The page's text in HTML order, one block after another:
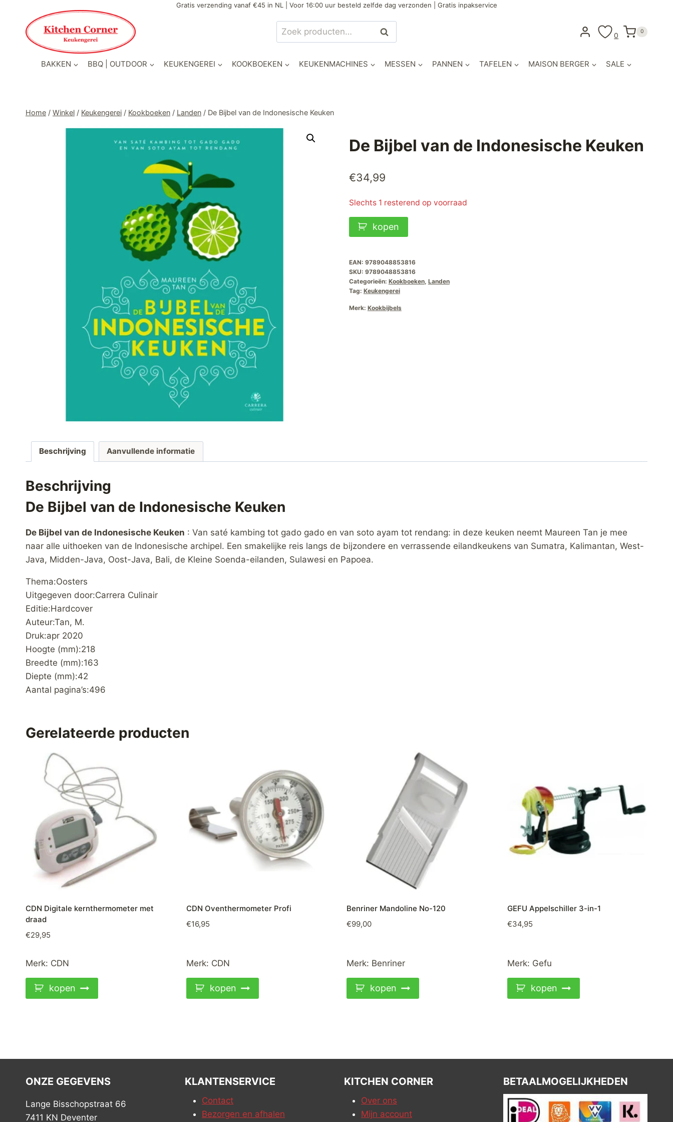
inhoud
Gratis verzending vanaf €45 in NL | Voor 16:00 uur besteld zelfde dag verzonden | Gratis inpakservice
Zoeken
naar:
Zoeken 0 0
BAKKEN BBQ | OUTDOOR KEUKENGEREI KOOKBOEKEN KEUKENMACHINES MESSEN PANNEN TAFELEN MAISON BERGER SALE
Home / Winkel / Keukengerei / Kookboeken / Landen / De Bijbel van de Indonesische Keuken
De Bijbel van de Indonesische Keuken
€34,99
Slechts 1 resterend op voorraad
De
Bijbel
de
Indonesische
Keuken
aantal
kopen
EAN: 9789048853816
SKU: 9789048853816
Categorieën: Kookboeken, Landen
Tag: Keukengerei
Merk: Kookbijbels
Beschrijving Aanvullende informatie
Beschrijving
De Bijbel van de Indonesische Keuken
De Bijbel van de Indonesische Keuken : Van saté kambing tot gado gado en van soto ayam tot rendang: in deze keuken neemt Maureen Tan je mee
naar alle uithoeken van de Indonesische archipel. Een smakelijke reis langs de bijzondere en verrassende eilandkeukens van Sumatra, Kalimantan, West-
Java, Midden-Java, Oost-Java, Bali, de Kleine Soenda-eilanden, Sulawesi en Papoea.
Thema:Oosters
Uitgegeven door:Carrera Culinair
Editie:Hardcover
Auteur:Tan, M.
Druk:apr 2020
Hoogte (mm):218
Breedte (mm):163
Diepte (mm):42
Aantal pagina’s:496
Gerelateerde producten
CDN Digitale kernthermometer met
draad
€29,95
Merk: CDN
kopen
CDN Oventhermometer Profi
€16,95
Merk: CDN
kopen
Benriner Mandoline No-120
€99,00
Merk: Benriner
kopen
GEFU Appelschiller 3-in-1
€34,95
Merk: Gefu
kopen
ONZE GEGEVENS
Lange Bisschopstraat 66
7411 KN Deventer
KLANTENSERVICE
Contact
Bezorgen en afhalen
KITCHEN CORNER
Over ons
Mijn account
BETAALMOGELIJKHEDEN